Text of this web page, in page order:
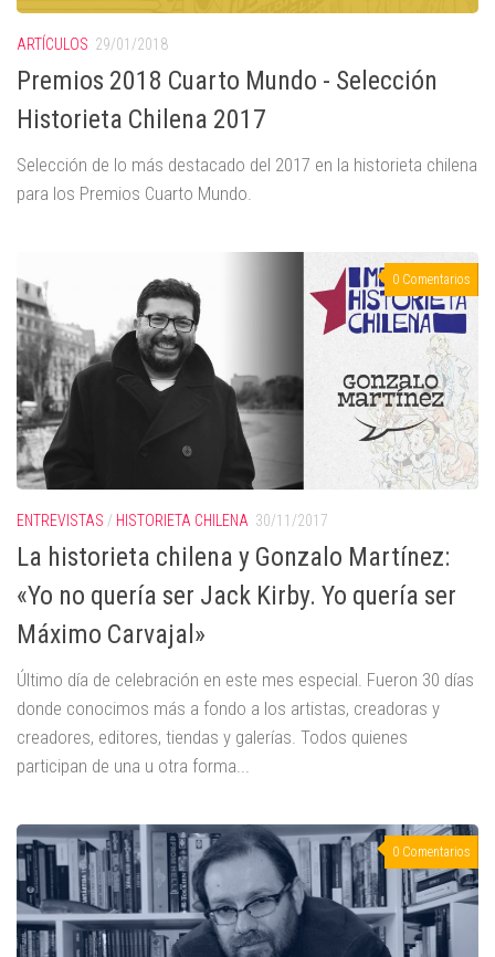
ARTÍCULOS 29/01/2018
Premios 2018 Cuarto Mundo - Selección
Historieta Chilena 2017
Selección de lo más destacado del 2017 en la historieta chilena
para los Premios Cuarto Mundo.
0 Comentarios
ENTREVISTAS / HISTORIETA CHILENA 30/11/2017
La historieta chilena y Gonzalo Martínez:
«Yo no quería ser Jack Kirby. Yo quería ser
Máximo Carvajal»
Último día de celebración en este mes especial. Fueron 30 días
donde conocimos más a fondo a los artistas, creadoras y
creadores, editores, tiendas y galerías. Todos quienes
participan de una u otra forma...
0 Comentarios